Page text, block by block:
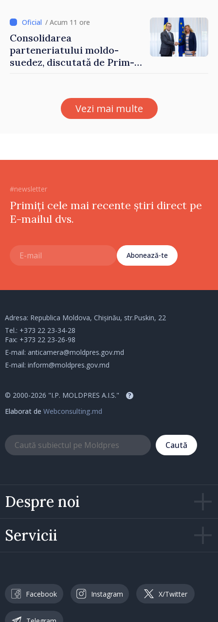
/ Acum 11 ore
Consolidarea
parteneriatului moldo-
suedez, discutată de Prim-
Petra Lärke
Vezi mai multe
#newsletter
Primiți cele mai recente știri direct pe
E-mailul dvs.
Abonează-te
Despre noi
Servicii
Adresa: Republica Moldova, Chișinău, str.Puskin, 22
Tel.: +373 22 23-34-28
Fax: +373 22 23-26-98
E-mail: anticamera@moldpres.gov.md
E-mail: inform@moldpres.gov.md
© 2000-2026 "I.P. MOLDPRES A.I.S." ?
Elaborat de Webconsulting.md
Caută
Facebook Instagram X/Twitter